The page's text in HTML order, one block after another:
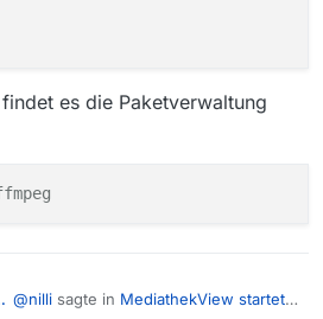
es die Paketverwaltung
@nilli sagte in MediathekView startet